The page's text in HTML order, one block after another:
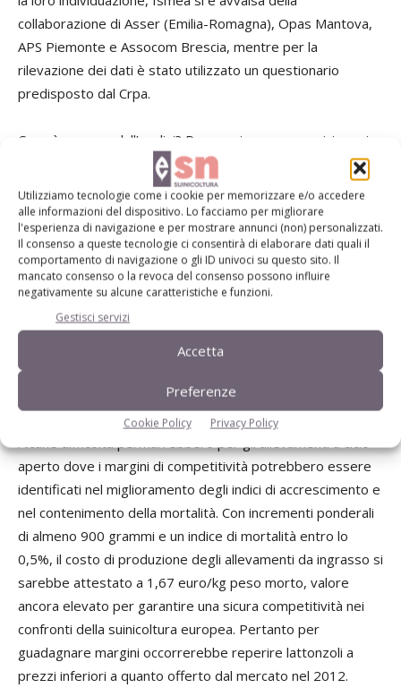
Utilizziamo tecnologie come i cookie per memorizzare e/o accedere
alle informazioni del dispositivo. Lo facciamo per migliorare
l'esperienza di navigazione e per mostrare annunci (non) personalizzati.
Il consenso a queste tecnologie ci consentirà di elaborare dati quali il
comportamento di navigazione o gli ID univoci su questo sito. Il
mancato consenso o la revoca del consenso possono influire
negativamente su alcune caratteristiche e funzioni.
Gestisci servizi
Accetta
Preferenze
Cookie Policy Privacy Policy
collaborazione di Asser (Emilia-Romagna), Opas Mantova,
APS Piemonte e Assocom Brescia, mentre per la
rilevazione dei dati è stato utilizzato un questionario
predisposto dal Crpa.
Cosa è emerso dall’analisi? Per raggiungere o avvicinare i
livelli di produttività della suinicoltura nord europea, al fine
di competere con le importazioni di carni estere,
nell’allevamento a ciclo chiuso il numero di suini svezzati
per scrofa/anno dovrebbe essere pari almeno alle 24 unità
e l’accrescimento medio giornaliero dei suini all’ingrasso
non inferiore agli 800 g/capo. Rispettando questi
parametri, il costo di produzione negli allevamenti a ciclo
chiuso nel 2012 sarebbe risultato a peso morto pari a 1,63
euro/kg, valore concorrenziale con le produzioni
comunitarie, considerato che su queste ultime grava il
aperto dove i margini di competitività potrebbero essere
identificati nel miglioramento degli indici di accrescimento e
nel contenimento della mortalità. Con incrementi ponderali
di almeno 900 grammi e un indice di mortalità entro lo
0,5%, il costo di produzione degli allevamenti da ingrasso si
sarebbe attestato a 1,67 euro/kg peso morto, valore
ancora elevato per garantire una sicura competitività nei
confronti della suinicoltura europea. Pertanto per
guadagnare margini occorrerebbe reperire lattonzoli a
prezzi inferiori a quanto offerto dal mercato nel 2012.